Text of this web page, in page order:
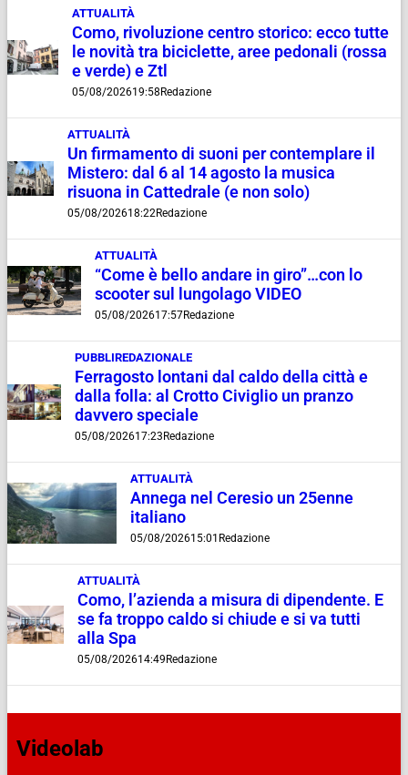
ATTUALITÀ
Como, rivoluzione centro storico: ecco tutte
le novità tra biciclette, aree pedonali (rossa
e verde) e Ztl
05/08/202619:58 Redazione
ATTUALITÀ
Un firmamento di suoni per contemplare il
Mistero: dal 6 al 14 agosto la musica
risuona in Cattedrale (e non solo)
05/08/202618:22Redazione
ATTUALITÀ
“Come è bello andare in giro”…con lo
scooter sul lungolago VIDEO
05/08/202617:57Redazione
PUBBLIREDAZIONALE
Ferragosto lontani dal caldo della città e
dalla folla: al Crotto Civiglio un pranzo
davvero speciale
05/08/202617:23 Redazione
ATTUALITÀ
Annega nel Ceresio un 25enne
italiano
05/08/202615:01 Redazione
ATTUALITÀ
Como, l’azienda a misura di dipendente. E
se fa troppo caldo si chiude e si va tutti
alla Spa
05/08/202614:49 Redazione
Videolab